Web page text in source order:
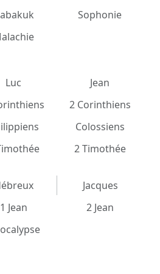
Sophonie
Luc
Jean
2 Corinthiens
Colossiens
2 Timothée
Jacques
1 Jean
2 Jean